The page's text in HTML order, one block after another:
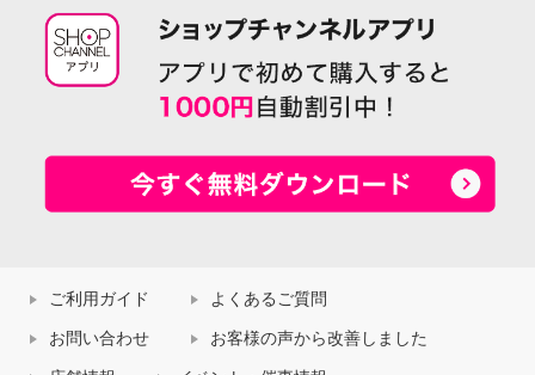
ご利用ガイド よくあるご質問
お問い合わせ お客様の声から改善しました